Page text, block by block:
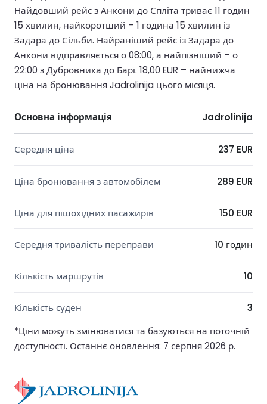
Найдовший рейс з Анкони до Спліта триває 11 годин
15 хвилин, найкоротший – 1 година 15 хвилин із
Задара до Сільби. Найраніший рейс із Задара до
Анкони відправляється о 08:00, а найпізніший – о
22:00 з Дубровника до Барі. 18,00 EUR – найнижча
ціна на бронювання Jadrolinija цього місяця.
Основна інформація Jadrolinija
Середня ціна 237 EUR
Ціна бронювання з автомобілем 289 EUR
Ціна для пішохідних пасажирів 150 EUR
Середня тривалість переправи 10 годин
Кількість маршрутів 10
Кількість суден
3
*Ціни можуть змінюватися та базуються на поточній
доступності. Останнє оновлення: 7 серпня 2026 р.